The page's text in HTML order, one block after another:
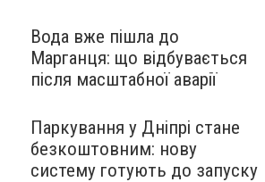
Вода вже пішла до
Марганця: що відбувається
після масштабної аварії
Паркування у Дніпрі стане
безкоштовним: нову
систему готують до запуску